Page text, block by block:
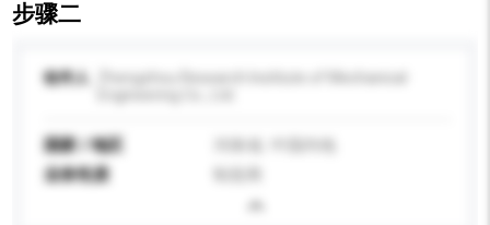
步骤二
收件人
国家 / 地区
业务性质